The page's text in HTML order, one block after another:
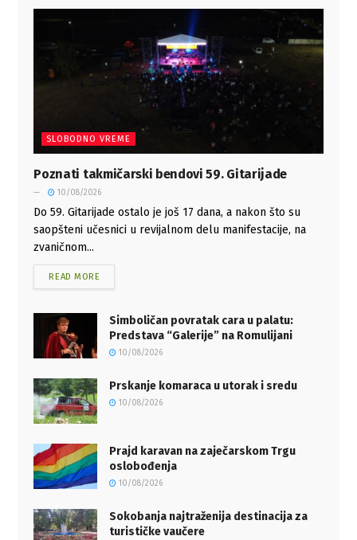
SLOBODNO VREME
Poznati takmičarski bendovi 59. Gitarijade
10/08/2026
Do 59. Gitarijade ostalo je još 17 dana, a nakon što su
saopšteni učesnici u revijalnom delu manifestacije, na
zvaničnom...
READ MORE
Simboličan povratak cara u palatu:
Predstava “Galerije” na Romulijani
10/08/2026
Prskanje komaraca u utorak i sredu
10/08/2026
Prajd karavan na zaječarskom Trgu
oslobođenja
10/08/2026
Sokobanja najtraženija destinacija za
turističke vaučere